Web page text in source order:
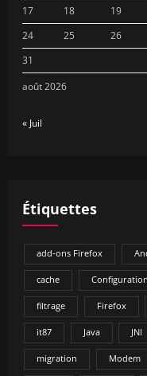
août 2026
17
18 19
24
25 26
31
« Juil
Étiquettes
add-ons Firefox
cache Configuration
filtrage Firefox
it87 Java JNI
migration Modem